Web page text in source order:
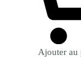
Ajouter au